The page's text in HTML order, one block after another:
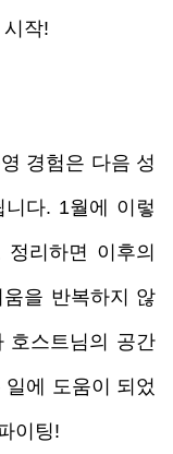
작!
경험은 다음 성
다. 1월에 이렇
리하면 이후의
을 반복하지 않
호스트님의 공간
에 도움이 되었
이팅!